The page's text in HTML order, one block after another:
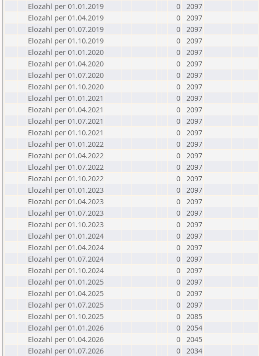
Elozahl per 01.01.2019
0 2097
Elozahl per 01.04.2019
0 2097
Elozahl per 01.07.2019
0 2097
Elozahl per 01.10.2019
0 2097
Elozahl per 01.01.2020
0 2097
Elozahl per 01.04.2020
0 2097
Elozahl per 01.07.2020
0 2097
Elozahl per 01.10.2020
0 2097
Elozahl per 01.01.2021
0 2097
Elozahl per 01.04.2021
0 2097
Elozahl per 01.07.2021
0 2097
Elozahl per 01.10.2021
0 2097
Elozahl per 01.01.2022
0 2097
Elozahl per 01.04.2022
0 2097
Elozahl per 01.07.2022
0 2097
Elozahl per 01.10.2022
0 2097
Elozahl per 01.01.2023
0 2097
Elozahl per 01.04.2023
0 2097
Elozahl per 01.07.2023
0 2097
Elozahl per 01.10.2023
0 2097
Elozahl per 01.01.2024
0 2097
Elozahl per 01.04.2024
0 2097
Elozahl per 01.07.2024
0 2097
Elozahl per 01.10.2024
0 2097
Elozahl per 01.01.2025
0 2097
Elozahl per 01.04.2025
0 2097
Elozahl per 01.07.2025
0 2097
Elozahl per 01.10.2025
0 2085
Elozahl per 01.01.2026
0 2054
Elozahl per 01.04.2026
0 2045
Elozahl per 01.07.2026
0 2034